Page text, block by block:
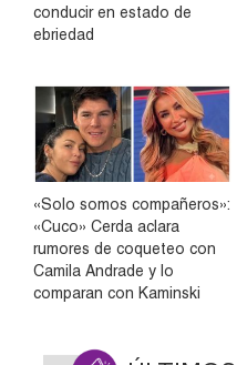
conducir en estado de
ebriedad
«Solo somos compañeros»:
«Cuco» Cerda aclara
rumores de coqueteo con
Camila Andrade y lo
comparan con Kaminski